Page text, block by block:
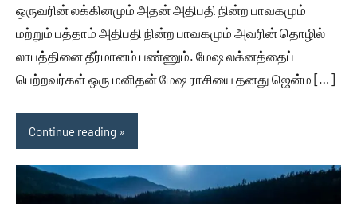
ஒருவரின் லக்கினமும் அதன் அதிபதி நின்ற பாவகமும்
மற்றும் பத்தாம் அதிபதி நின்ற பாவகமும் அவரின் தொழில்
லாபத்தினை தீர்மானம் பண்ணும். மேஷ லக்னத்தைப்
பெற்றவர்கள் ஒரு மனிதன் மேஷ ராசியை தனது ஜென்ம […]
Continue reading